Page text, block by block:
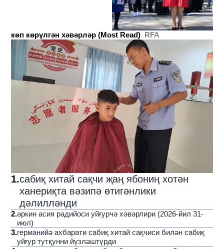
көп көрүлгән хәвәрләр (Most Read) RFA
1.сабиқ хитай сақчи җаң ябониң хотән
ханериқта вәзипә өтигәнлики
дәлилләнди
2.әркин асия радийоси уйғурчә хәвәрлири (2026-йил 31-
июл)
3.германийә ахбарати сабиқ хитай сақчиси билән сабиқ
уйғур тутқунни йүзләштүрди